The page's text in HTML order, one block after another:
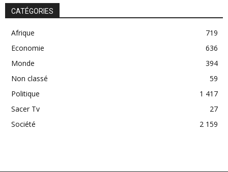
CATÉGORIES
Afrique
719
Economie
636
Monde
394
Non classé
59
Politique
1 417
Sacer Tv
27
Société
2 159